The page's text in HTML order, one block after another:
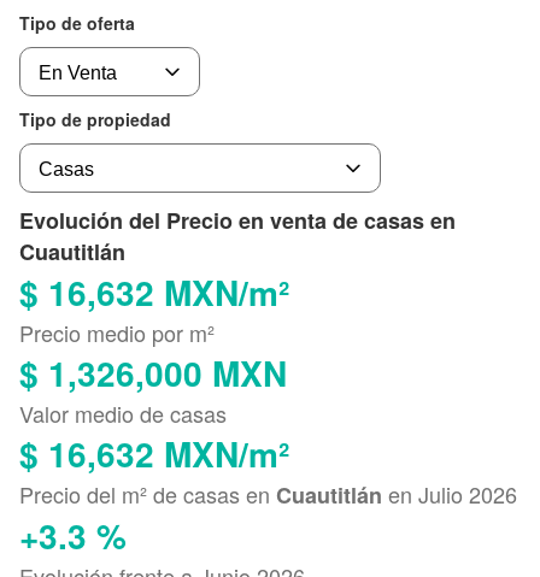
Tipo de oferta
Tipo de propiedad
Evolución del Precio en venta de casas en
Cuautitlán
$ 16,632 MXN/m²
Precio medio por m²
$ 1,326,000 MXN
Valor medio de casas
$ 16,632 MXN/m²
Precio del m² de casas en Cuautitlán en Julio 2026
+3.3 %